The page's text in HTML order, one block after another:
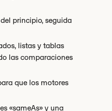
principio, seguida
listas y tablas
las comparaciones
que los motores
«sameAs» y una